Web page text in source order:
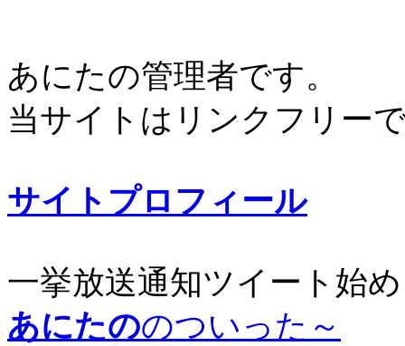
あにたの管理者です。
当サイトはリンクフリー
サイトプロフィール
一挙放送通知ツイート始
あにたののついった～